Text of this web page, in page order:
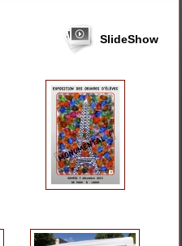
SlideShow